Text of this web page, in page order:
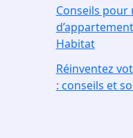
Conseils
Habitat
Réinventez
: conseils et